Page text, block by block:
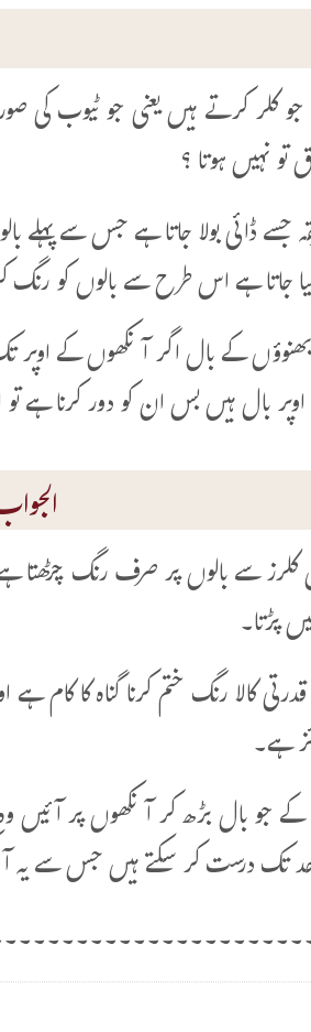
جو کلر کرتے ہیں یعنی جو ٹیوب
نہیں ہوتا ؟
جسے ڈائی بولا جاتا ہے جس سے
جاتا ہے اس طرح سے بالوں کو
کے بال اگر آنکھوں کے اوپر
بال ہیں بس ان کو دور کرنا ہے تو
کلرز سے بالوں پر صرف رنگ چڑھتا
پڑتا۔
کالا رنگ ختم کرنا گناہ کا
ہے۔
جو بال بڑھ کر آنکھوں پر آئیں
درست کر سکتے ہیں جس سے یہ